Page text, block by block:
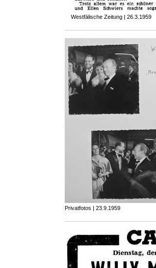
Westfälische Zeitung | 26.3.1959
Privatfotos | 23.9.1959